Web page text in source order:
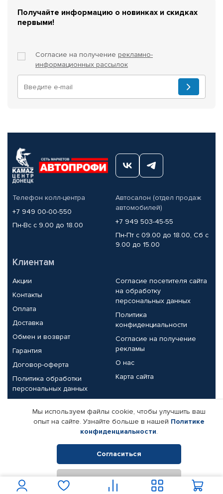
Получайте информацию о новинках и скидках
первыми!
Согласие на получение рекламно-
информационных рассылок
Телефон колл-центра
+7 949 00-00-550
Пн-Вс с 9.00 до 18.00
Автосалон (отдел продаж
автомобилей)
+7 949 503-45-55
Пн-Пт с 09.00 до 18.00, Сб с
9.00 до 15.00
Клиентам
Акции
Контакты
Оплата
Доставка
Обмен и возврат
Гарантия
Договор-оферта
Политика обработки
персональных данных
Согласие посетителя сайта
на обработку
персональных данных
Политика
конфиденциальности
Согласие на получение
рекламы
О нас
Карта сайта
Партнерам
Корпоративным клиентам
Поставщикам
Реквизиты компании
© КАМАЗ ЦЕНТР ДОНЕЦК, 2015-2026. Все права защищены.
Интернет-магазин автомобильных товаров Автопрофи.
Мы используем файлы cookie, чтобы улучшить ваш
опыт на сайте. Узнайте больше в нашей Политике
конфиденциальности.
Согласиться
Отклонить